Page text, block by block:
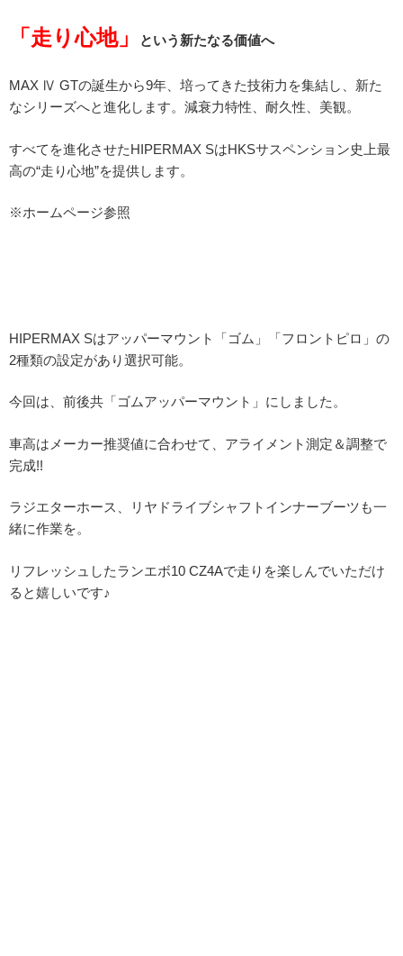
「走り心地」 という新たなる価値へ
MAX Ⅳ GTの誕生から9年、培ってきた技術力を集結し、新た
なシリーズへと進化します。減衰力特性、耐久性、美観。
すべてを進化させたHIPERMAX SはHKSサスペンション史上最
高の“走り心地”を提供します。
※ホームページ参照
HIPERMAX Sはアッパーマウント「ゴム」「フロントピロ」の
2種類の設定があり選択可能。
今回は、前後共「ゴムアッパーマウント」にしました。
車高はメーカー推奨値に合わせて、アライメント測定＆調整で
完成!!
ラジエターホース、リヤドライブシャフトインナーブーツも一
緒に作業を。
リフレッシュしたランエボ10 CZ4Aで走りを楽しんでいただけ
ると嬉しいです♪